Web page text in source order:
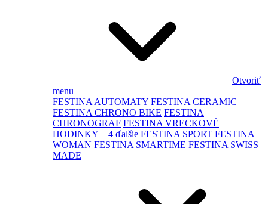
Otvoriť
menu
FESTINA AUTOMATY FESTINA CERAMIC
FESTINA CHRONO BIKE FESTINA
CHRONOGRAF FESTINA VRECKOVÉ
HODINKY + 4 ďalšie FESTINA SPORT FESTINA
WOMAN FESTINA SMARTIME FESTINA SWISS
MADE